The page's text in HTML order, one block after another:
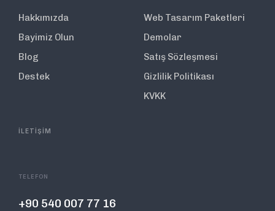
Hakkımızda
Bayimiz Olun
Blog
Destek
Web Tasarım Paketleri
Demolar
Satış Sözleşmesi
Gizlilik Politikası
KVKK
İLETİŞİM
TELEFON
+90 540 007 77 16